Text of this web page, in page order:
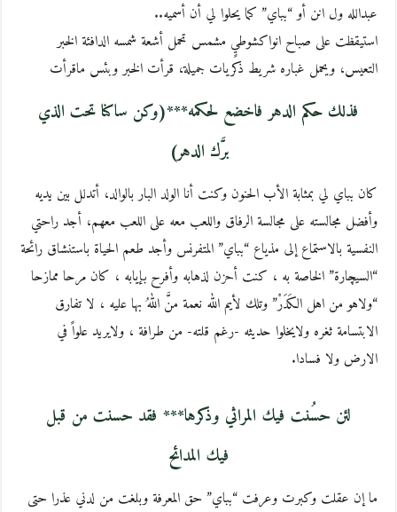
عبدالله ول انن أو “بباي” كما يحلوا لي أن أسميه..
استيقظت على صباح انواكشوطيٍ مشمس تحمل أشعة شمسه الدافئة الخبر
التعيس، ويحمل غباره شريط ذكريات جميلة، قرأت الخبر وبئس ماقرأت
فذلك حكم الدهر فاخضع لحكمه***(وكن ساكنا تحت الذي
برَّك الدهر)
كان بباي لي بمثابة الأب الحنون وكنت أنا الولد البار بالوالد، أتدلل بين يديه
وأفضل مجالسته على مجالسة الرفاق واللعب معه على اللعب معهم، أجد راحتي
النفسية بالاستماع إلى مذياع “بباي” المتفرنس وأجد طعم الحياة باستنشاق رائحة
“السيچارة” الخاصة به ، كنت أحزن لذهابه وأفرح بإيابه ، كان مرحا ممازحا
“ولاهو من اهل الكَدَرْ” وتلك لأيم الله نعمة منَّ اللهُ بها عليه ، لا تفارق
الابتسامة ثغره ولايخلوا حديثه -رغم قلته- من طرافة ، ولايريد علواً في
الارض ولا فسادا.
لئن حسُنت فيك المراثي وذكرها*** فقد حسنت من قبل
فيك المدائح
ما إن عقلت وكبرت وعرفت “بباي” حق المعرفة وبلغت من لدني عذرا حتى